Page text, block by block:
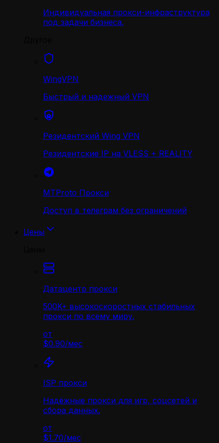
Индивидуальная прокси-инфраструктура
под задачи бизнеса.
WingVPN
Быстрый и надежный VPN
Резидентский Wing VPN
Резидентские IP на VLESS + REALITY
MTProto Прокси
Доступ в телеграм без ограничений
Цены
Датацентр прокси
500K+ высокоскоростных стабильных
прокси по всему миру.
от
$0.90/мес
ISP прокси
Надёжные прокси для игр, соцсетей и
сбора данных.
от
$1.70/мес